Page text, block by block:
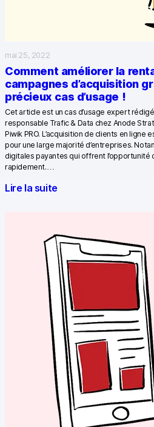
mai 25, 2022
Comment améliorer la
campagnes d’acquisition
précieux cas d’usage !
Cet article est un cas d’usage expert
responsable Trafic & Data chez Anode
Piwik PRO. L’acquisition de clients en ligne
pour une large majorité d’entreprises.
digitales payantes qui offrent
rapidement.…
Lire la suite